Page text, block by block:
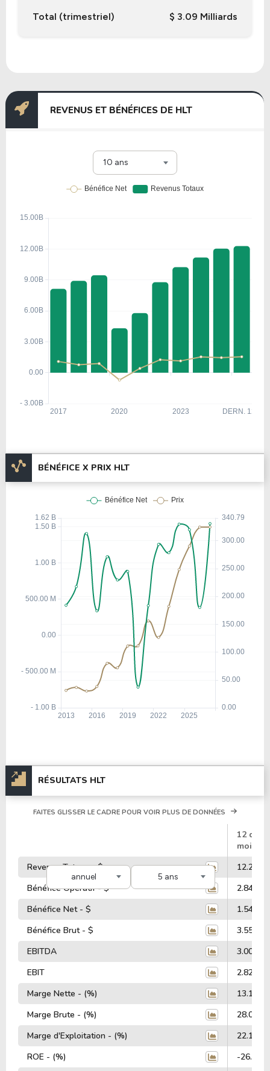
Total (trimestriel) $ 3.09 Milliards
REVENUS ET BÉNÉFICES DE HLT
10 ans
BÉNÉFICE X PRIX HLT
RÉSULTATS HLT
annuel 5 ans
FAITES GLISSER LE CADRE POUR VOIR PLUS DE DONNÉES
12
mois
Revenus Totaux - $
12.28
Bénéfice Opératif - $
2.84
Bénéfice Net - $
1.54
Bénéfice Brut - $
3.55
EBITDA
3.00
EBIT
2.82
Marge Nette - (%)
13.17%
Marge Brute - (%)
28.00%
Marge d'Exploitation - (%)
22.15%
ROE - (%)
-26.28%